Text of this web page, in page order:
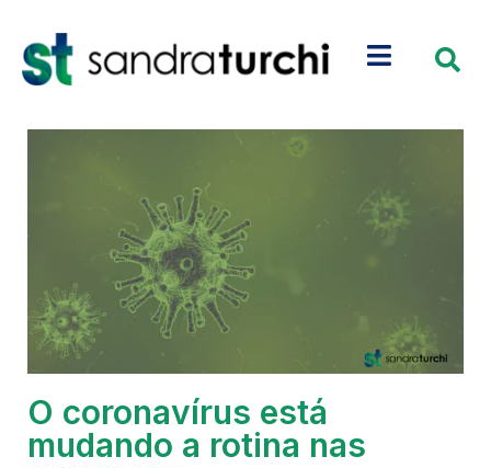
O coronavírus está
mudando a rotina nas